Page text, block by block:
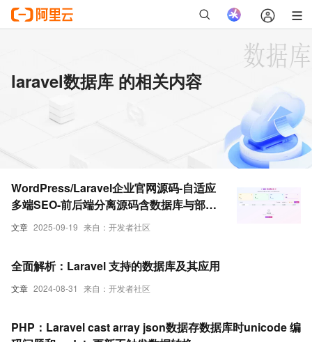
laravel数据库 的相关内容
文章 2025-09-19 来自：开发者社区
WordPress/Laravel企业官网源码-自适应
多端SEO-前后端分离源码含数据库与部署
文档​
文章 2024-08-31 来自：开发者社区
全面解析：Laravel 支持的数据库及其应用
PHP：Laravel cast array json数据存数据库时unicode 编